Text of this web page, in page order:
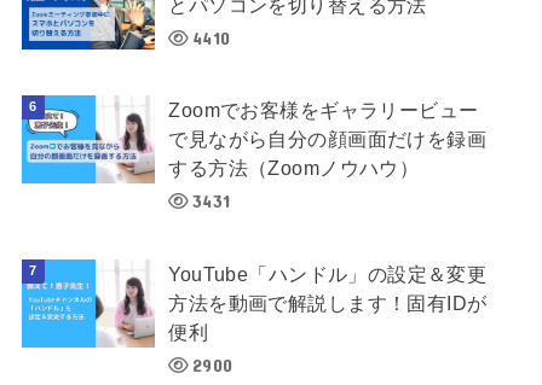
4410
Zoomでお客様をギャラリービュー
で見ながら自分の顔画面だけを録画
する方法（Zoomノウハウ）
3431
YouTube「ハンドル」の設定＆変更
方法を動画で解説します！固有IDが
便利
2900